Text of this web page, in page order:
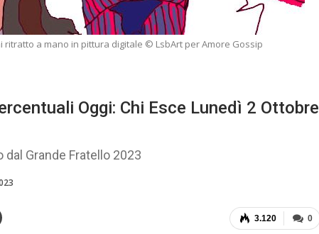
ritratto a mano in pittura digitale © LsbArt per Amore Gossip
Oggi: Chi Esce Lunedì 2 Ottobre
Grande Fratello 2023
0
3.120